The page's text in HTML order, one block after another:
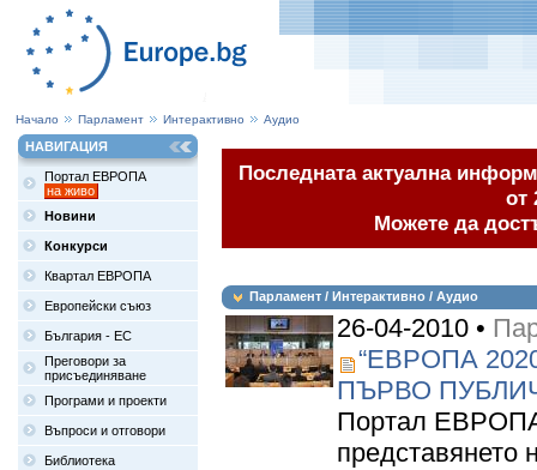
Начало Парламент Интерактивно Аудио
НАВИГАЦИЯ
Портал ЕВРОПА
на живо
Новини
Конкурси
Квартал ЕВРОПА
Европейски съюз
България - ЕС
Преговори за
присъединяване
Програми и проекти
Въпроси и отговори
Библиотека
Последната актуална
от
Можете да
Парламент / Интерактивно / Аудио
26-04-2010 •
“ЕВРОПА
ПЪРВО
Портал ЕВРОПА
представянето